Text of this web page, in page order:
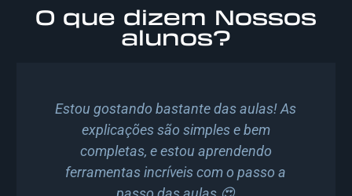
O que dizem Nossos
alunos?
Estou gostando bastante das aulas! As
explicações são simples e bem
completas, e estou aprendendo
ferramentas incríveis com o passo a